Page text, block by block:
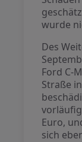
wurde
Des
Ford C-
Straße
Euro,
sich